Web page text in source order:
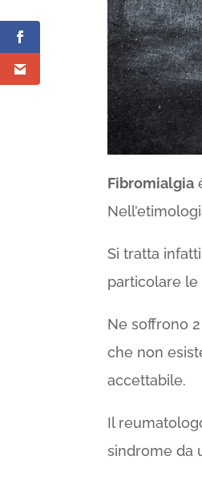
Fibromialgia
Si tratta
particolare le
Ne soffrono
che non
accettabile.
Il
sindrome da